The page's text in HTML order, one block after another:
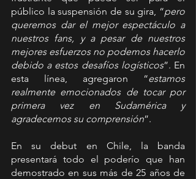
público la suspensión de su gira, “pero
queremos dar el mejor espectáculo a
nuestros fans, y a pesar de nuestros
mejores esfuerzos no podemos hacerlo
debido a estos desafíos logísticos”. En
esta línea, agregaron “estamos
realmente emocionados de tocar por
primera vez en Sudamérica y
agradecemos su comprensión”.
En su debut en Chile, la banda
presentará todo el poderío que han
demostrado en sus más de 25 años de